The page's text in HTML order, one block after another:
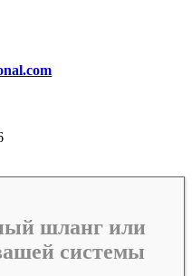
шланг или
системы